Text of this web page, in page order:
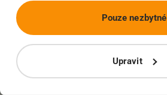
Upravit
Pouze nezbytné